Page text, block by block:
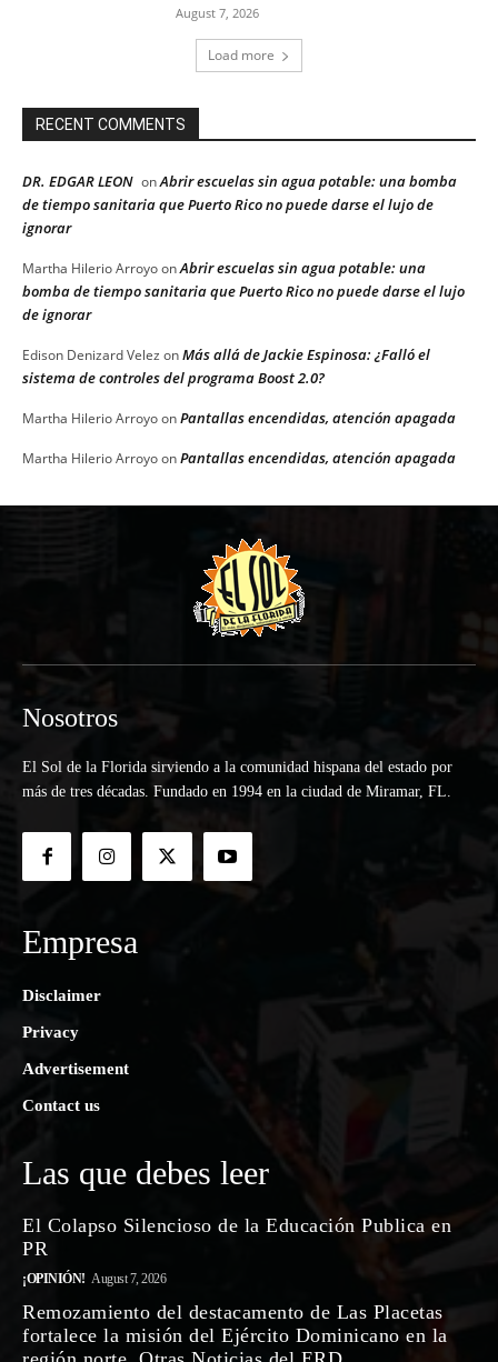
August 7, 2026
Load more
RECENT COMMENTS
DR. EDGAR LEON onAbrir escuelas sin agua potable: una bomba
de tiempo sanitaria que Puerto Rico no puede darse el lujo de
ignorar
Martha Hilerio ArroyoonAbrir escuelas sin agua potable: una
bomba de tiempo sanitaria que Puerto Rico no puede darse el lujo
de ignorar
Edison Denizard Velez onMás allá de Jackie Espinosa: ¿Falló el
sistema de controles del programa Boost 2.0?
Martha Hilerio ArroyoonPantallas encendidas, atención apagada
Martha Hilerio ArroyoonPantallas encendidas, atención apagada
Nosotros
El Sol de la Florida sirviendo a la comunidad hispana del estado por
más de tres décadas. Fundado en 1994 en la ciudad de Miramar, FL.
Empresa
Disclaimer
Privacy
Advertisement
Contact us
Las que debes leer
El Colapso Silencioso de la Educación Publica en
PR
¡OPINIÓN! August 7, 2026
Remozamiento del destacamento de Las Placetas
fortalece la misión del Ejército Dominicano en la